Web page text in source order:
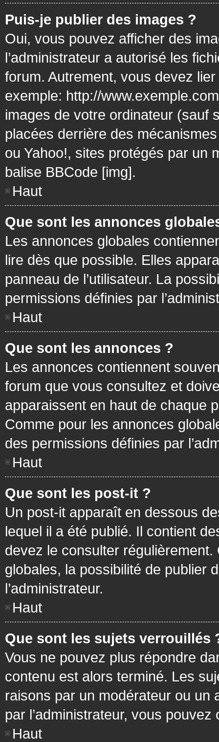
Puis-je publier des images ?
Oui, vous pouvez afficher des
l’administrateur a autorisé les
forum. Autrement, vous devez
exemple: http://
images de votre ordinateur (sauf
placées derrière des
ou Yahoo!, sites protégés par un
balise BBCode [img].
Haut
Que sont les annonces
Les annonces globales
lire dès que possible. Elles
panneau de l’utilisateur. La
permissions définies par
Haut
Que sont les annonces ?
Les annonces contiennent
forum que vous consultez et
apparaissent en haut de chaque
Comme pour les annonces
des permissions définies par
Haut
Que sont les post-it ?
Un post-it apparaît en dessous
lequel il a été publié. Il contient
devez le consulter
globales, la possibilité de publier
l’administrateur.
Haut
Que sont les sujets verrouillés
Vous ne pouvez plus répondre
contenu est alors terminé. Les
raisons par un modérateur ou un
par l’administrateur, vous
Haut